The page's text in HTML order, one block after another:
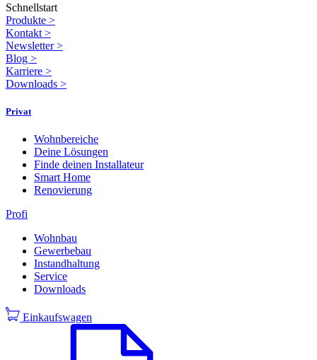
Schnellstart
Produkte >
Kontakt >
Newsletter>
Blog >
Karriere >
Downloads >
Privat
Wohnbereiche
Deine Lösungen
Finde deinen Installateur
Smart Home
Renovierung
Profi
Wohnbau
Gewerbebau
Instandhaltung
Service
Downloads
Einkaufswagen